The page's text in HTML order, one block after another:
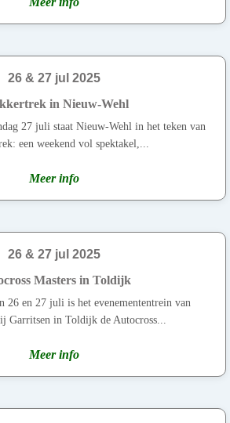
26 & 27 jul 2025
in Nieuw-Wehl
27 juli staat Nieuw-Wehl in het teken van
een weekend vol spektakel,...
Meer info
26 & 27 jul 2025
Masters in Toldijk
26 en 27 juli is het evenemententrein van
Garritsen in Toldijk de Autocross...
Meer info